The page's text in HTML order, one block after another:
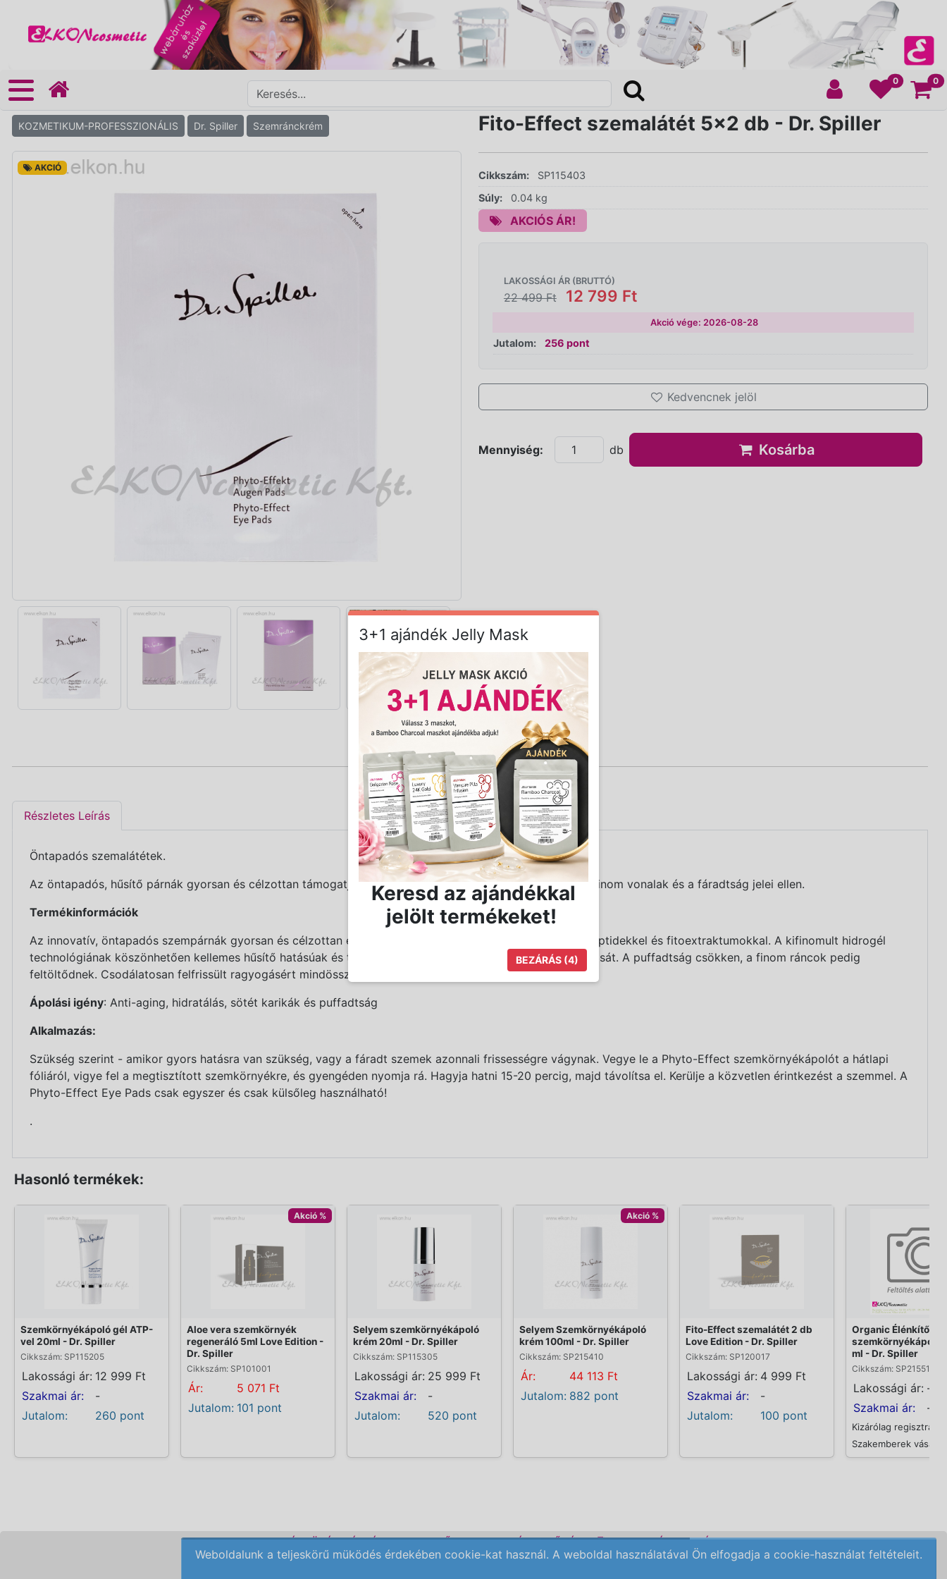
0 0
KOZMETIKUM-PROFESSZIONÁLIS Dr. Spiller Szemránckrém
AKCIÓ
Fito-Effect szemalátét 5x2 db - Dr. Spiller
Cikkszám:
SP115403
Súly:
0.04 kg
AKCIÓS ÁR!
LAKOSSÁGI ÁR (BRUTTÓ)
22 499 Ft 12 799 Ft
Akció vége: 2026-08-28
Jutalom: 256 pont
Kedvencnek jelöl
Mennyiség: db Kosárba
Részletes Leírás
Öntapadós szemalátétek.
Az öntapadós, hűsítő párnák gyorsan és célzottan támogatják az érzékeny szemkörnyéket a puffadás, a finom vonalak és a fáradtság jelei ellen.
Termékinformációk
Az innovatív, öntapadós szempárnák gyorsan és célzottan ellátják az érzékeny szemkörnyéket értékes peptidekkel és fitoextraktumokkal. A kifinomult hidrogél
technológiának köszönhetően kellemes hűsítő hatásúak és támogatják a bőr természetes vízelvezető hatását. A puffadtság csökken, a finom ráncok pedig
feltöltődnek. Csodálatosan felfrissült ragyogásért mindössze néhány perc alatt.
Ápolási igény: Anti-aging, hidratálás, sötét karikák és puffadtság
Alkalmazás:
Szükség szerint - amikor gyors hatásra van szükség, vagy a fáradt szemek azonnali frissességre vágynak. Vegye le a Phyto-Effect szemkörnyékápolót a hátlapi
fóliáról, vigye fel a megtisztított szemkörnyékre, és gyengéden nyomja rá. Hagyja hatni 15-20 percig, majd távolítsa el. Kerülje a közvetlen érintkezést a szemmel. A
Phyto-Effect Eye Pads csak egyszer és csak külsőleg használható!
.
Hasonló termékek:
Szemkörnyékápoló gél ATP-
vel 20ml - Dr. Spiller
Cikkszám: SP115205
Lakossági ár: 12 999 Ft
Szakmai ár:
-
Jutalom:
260 pont
Akció %
Aloe vera szemkörnyék
regeneráló 5ml Love Edition -
Dr. Spiller
Cikkszám: SP101001
Ár:
5 071 Ft
Jutalom: 101 pont
Selyem szemkörnyékápoló
krém 20ml - Dr. Spiller
Cikkszám: SP115305
Lakossági ár: 25 999 Ft
Szakmai ár:
-
Jutalom:
520 pont
Akció %
Selyem Szemkörnyékápoló
krém 100ml - Dr. Spiller
Cikkszám: SP215410
Ár:
44 113 Ft
Jutalom: 882 pont
Fito-Effect szemalátét 2 db
Love Edition - Dr. Spiller
Cikkszám: SP120017
Lakossági ár: 4 999 Ft
Szakmai ár:
-
Jutalom:
100 pont
Organic Élénkítő
szemkörnyékápoló
ml - Dr. Spiller
Cikkszám: SP215510
Lakossági ár: -
Szakmai ár:
-
Kizárólag regisztrált
Szakemberek
KOZMETIKAI KÉSZÜLÉK BÉRLÉS KEZDŐLAP ELÉRHETŐSÉG RENDELÉSI FELTÉTELEK
Weboldalunk a teljeskörű müködés érdekében cookie-kat használ. A weboldal használatával Ön elfogadja a cookie-használat feltételeit.
3+1 ajándék Jelly Mask
Keresd az ajándékkal
jelölt termékeket!
BEZÁRÁS (3)